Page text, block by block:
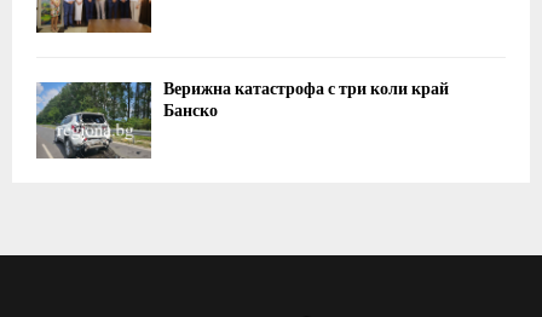
Верижна катастрофа с три коли край
Банско